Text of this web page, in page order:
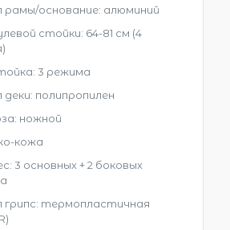
основание: алюминий
стойки: 64-81 см (4
3 режима
полипропилен
ножной
кожа
3 основных + 2 боковых
термопластичная